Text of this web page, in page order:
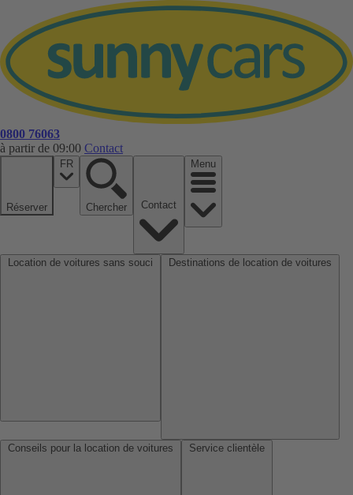
0800 76063
à partir de 09:00 Contact
Réserver
FR
Chercher
Menu